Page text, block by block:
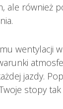
ale również
wentylacji
jazdy.
stopy